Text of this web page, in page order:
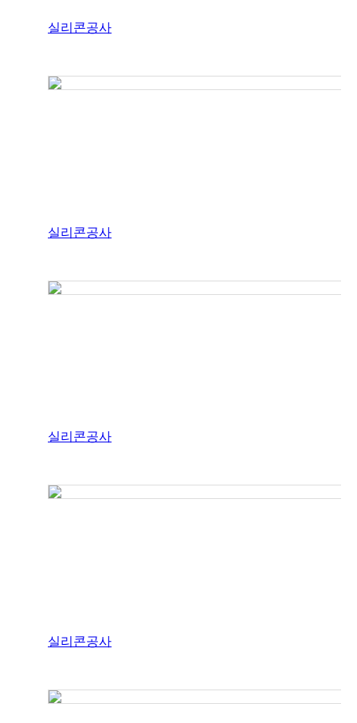
실리콘공사
실리콘공사
실리콘공사
실리콘공사